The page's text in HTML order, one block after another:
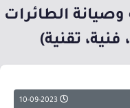
الطائرات
تقنية)